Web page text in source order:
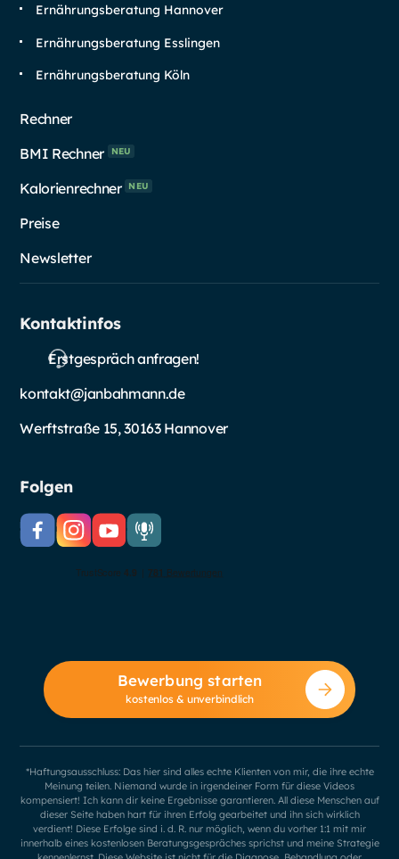
Ernährungsberatung Hannover
Ernährungsberatung Esslingen
Ernährungsberatung Köln
Rechner
BMI Rechner
NEU
Kalorienrechner NEU
Preise
Newsletter
Kontaktinfos
Erstgespräch anfragen!
kontakt@janbahmann.de
Werftstraße 15, 30163 Hannover
Bewerbung starten
kostenlos & unverbindlich
Folgen
*Haftungsausschluss: Das hier sind alles echte Klienten von mir, die ihre echte
Meinung teilen. Niemand wurde in irgendeiner Form für diese Videos
kompensiert! Ich kann dir keine Ergebnisse garantieren. All diese Menschen auf
dieser Seite haben hart für ihren Erfolg gearbeitet und ihn sich wirklich
verdient! Diese Erfolge sind i. d. R. nur möglich, wenn du vorher 1:1 mit mir
innerhalb eines kostenlosen Beratungsgespräches sprichst und meine Strategie